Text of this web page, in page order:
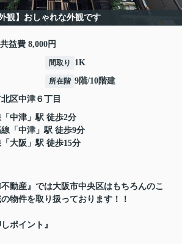
外観】おしゃれな外観です
益費 8,000円
間取り 1K
所在階 9階/10階建
区中津 ６丁目
「 中津 」駅 徒歩2分
「 中津 」駅 徒歩9分
「 大阪 」駅 徒歩15分
動産』では大阪市中央区はもちろんのこ
物件を取り扱っております！！
ポイント』